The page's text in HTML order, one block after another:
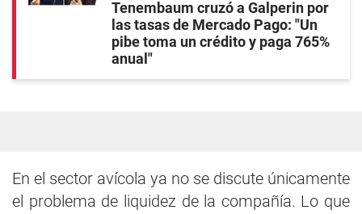
Tenembaum cruzó a Galperin por
las tasas de Mercado Pago: "Un
pibe toma un crédito y paga 765%
anual"
En el sector avícola ya no se discute únicamente
el problema de liquidez de la compañía. Lo que